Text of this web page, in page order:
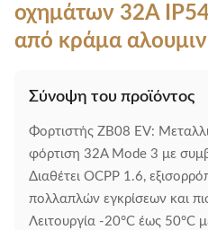
οχημάτων 32A
από κράμα
Σύνοψη του προϊόντος
Φορτιστής ZB08 EV:
φόρτιση 32A Mode 3 με
Διαθέτει OCPP 1.6,
πολλαπλών εγκρίσεων και
Λειτουργία -20°C έως 50°C